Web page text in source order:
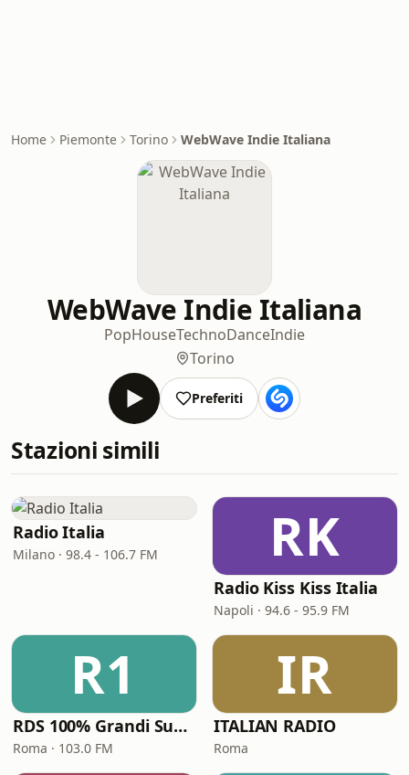
Home Piemonte Torino WebWave Indie Italiana
WebWave Indie Italiana
PopHouseTechnoDanceIndie
Torino
Preferiti
Stazioni simili
Radio Italia
Milano · 98.4 - 106.7 FM RK
Radio Kiss Kiss Italia
Napoli · 94.6 - 95.9 FM
R1
RDS 100% Grandi Successi
Roma · 103.0 FM
IR
ITALIAN RADIO
Roma